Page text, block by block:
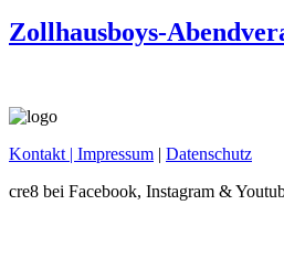
Zollhausboys-
Kontakt | Impressum | Datenschutz
cre8 bei Facebook, Instagram &